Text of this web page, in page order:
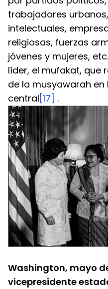
trabajadores
intelectuales,
religiosas, fuerzas
jóvenes y mujeres,
líder, el mufakat, que
de la musyawarah
central [17] .
Washington, mayo
vicepresidente